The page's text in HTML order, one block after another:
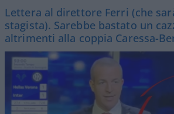
Lettera al direttore Ferri (che
stagista). Sarebbe bastato un
altrimenti alla coppia Caressa-